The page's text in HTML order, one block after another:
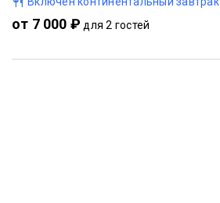
от 7 000 ₽ для 2 гостей